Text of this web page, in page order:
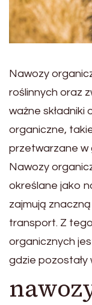
Nawozy
roślinnych oraz
ważne składniki
organiczne,
przetwarzane w
Nawozy
określane jako
zajmują
transport. Z
organicznych
gdzie pozostały